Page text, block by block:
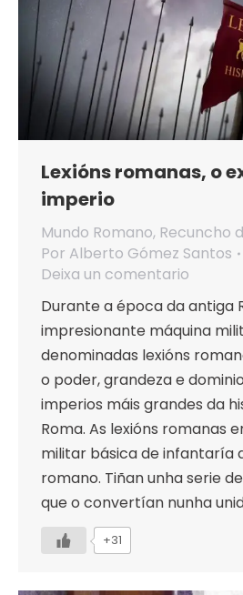
Lexións romanas, o
imperio
Mundo Romano, Recuncho
Por Alberto Gómez Santos
Deixa un comentario
Durante a época da antiga
impresionante máquina
denominadas lexións
o poder, grandeza e
imperios máis grandes da
Roma. As lexións romanas
militar básica de infantaría
romano. Tiñan unha serie
que o convertían nunha
+31